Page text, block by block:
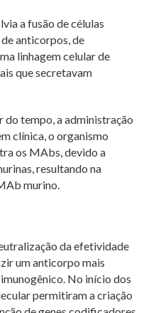
a fusão de células
anticorpos, de
linhagem celular de
que secretavam
do tempo, a administração
clínica, o organismo
os MAbs, devido a
resultando na
murino.
da efetividade
um anticorpo mais
No início dos
permitiram a criação